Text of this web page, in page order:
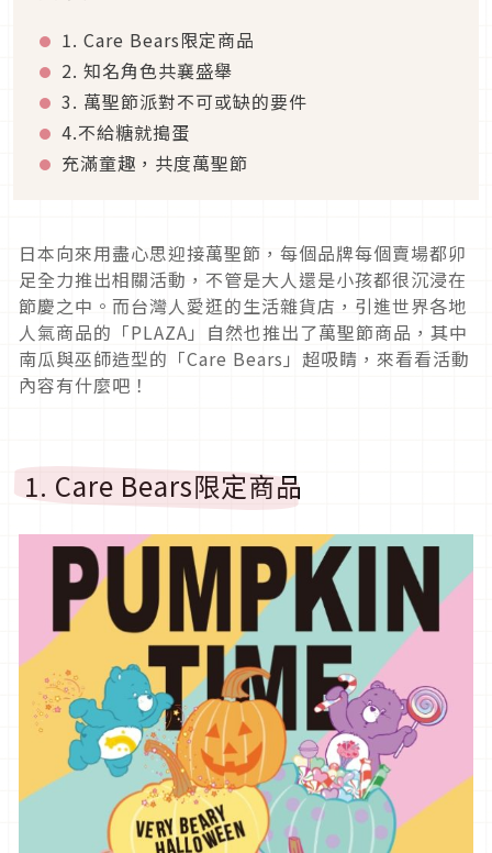
1. Care Bears限定商品
2. 知名角色共襄盛舉
3. 萬聖節派對不可或缺的要件
4.不給糖就搗蛋
充滿童趣，共度萬聖節
日本向來用盡心思迎接萬聖節，每個品牌每個賣場都卯
足全力推出相關活動，不管是大人還是小孩都很沉浸在
節慶之中。而台灣人愛逛的生活雜貨店，引進世界各地
人氣商品的「PLAZA」自然也推出了萬聖節商品，其中
南瓜與巫師造型的「Care Bears」超吸睛，來看看活動
內容有什麼吧！
1. Care Bears限定商品